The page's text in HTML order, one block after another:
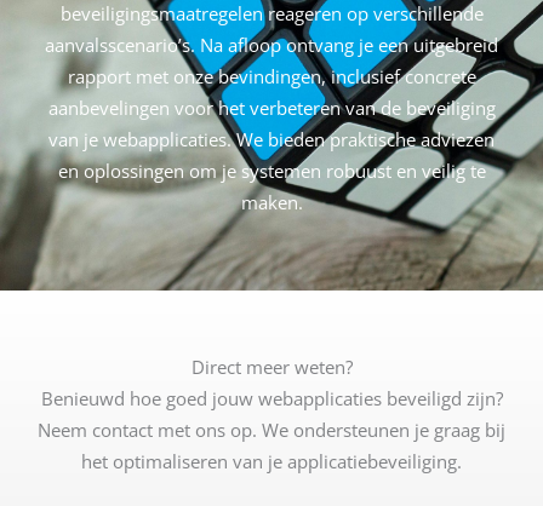
beveiligingsmaatregelen reageren op verschillende
aanvalsscenario’s. Na afloop ontvang je een uitgebreid
rapport met onze bevindingen, inclusief concrete
aanbevelingen voor het verbeteren van de beveiliging
van je webapplicaties. We bieden praktische adviezen
en oplossingen om je systemen robuust en veilig te
maken.
Direct meer weten?
Benieuwd hoe goed jouw webapplicaties beveiligd zijn?
Neem contact met ons op. We ondersteunen je graag bij
het optimaliseren van je applicatiebeveiliging.